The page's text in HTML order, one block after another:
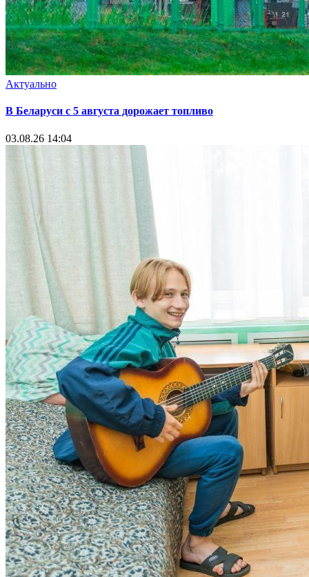
Актуально
В Беларуси с 5 августа дорожает топливо
03.08.26 14:04